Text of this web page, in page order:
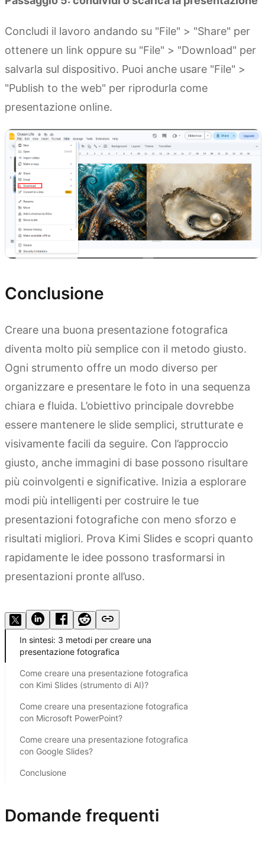
Concludi il lavoro andando su "File" > "Share" per
ottenere un link oppure su "File" > "Download" per
salvarla sul dispositivo. Puoi anche usare "File" >
"Publish to the web" per riprodurla come
presentazione online.
Conclusione
Creare una buona presentazione fotografica
diventa molto più semplice con il metodo giusto.
Ogni strumento offre un modo diverso per
organizzare e presentare le foto in una sequenza
chiara e fluida. L’obiettivo principale dovrebbe
essere mantenere le slide semplici, strutturate e
visivamente facili da seguire. Con l’approccio
giusto, anche immagini di base possono risultare
più coinvolgenti e significative. Inizia a esplorare
modi più intelligenti per costruire le tue
presentazioni fotografiche con meno sforzo e
risultati migliori. Prova Kimi Slides e scopri quanto
rapidamente le idee possono trasformarsi in
presentazioni pronte all’uso.
In sintesi: 3 metodi per creare una
presentazione fotografica
Come creare una presentazione fotografica
con Kimi Slides (strumento di AI)?
Come creare una presentazione fotografica
con Microsoft PowerPoint?
Come creare una presentazione fotografica
con Google Slides?
Conclusione
Domande frequenti